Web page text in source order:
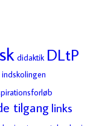
didaktik DLtP
indskolingen
tilgang links